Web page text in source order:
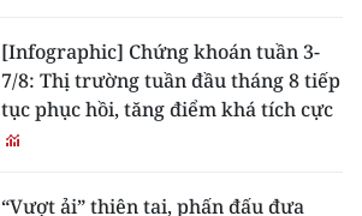
[Infographic] Chứng khoán tuần 3-
7/8: Thị trường tuần đầu tháng 8 tiếp
tục phục hồi, tăng điểm khá tích cực
“Vượt ải” thiên tai, phấn đấu đưa